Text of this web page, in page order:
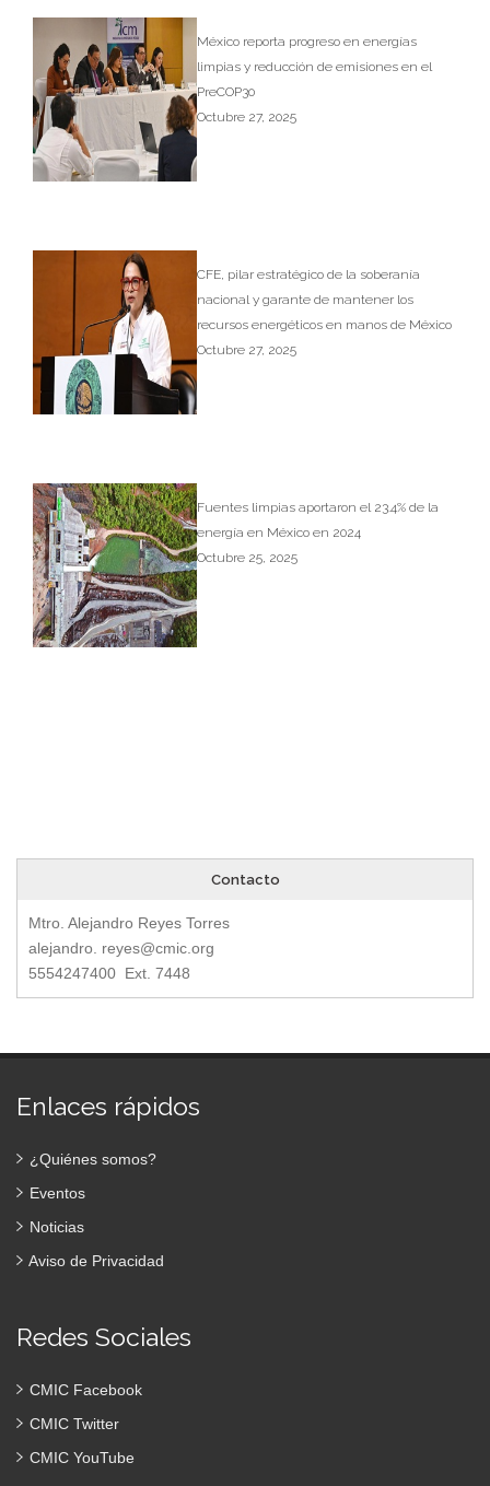
México reporta progreso en energías
limpias y reducción de emisiones en el
PreCOP30
Octubre 27, 2025
CFE, pilar estratégico de la soberanía
nacional y garante de mantener los
recursos energéticos en manos de México
Octubre 27, 2025
Fuentes limpias aportaron el 23.4% de la
energía en México en 2024
Octubre 25, 2025
Contacto
Mtro. Alejandro Reyes Torres
alejandro. reyes@cmic.org
5554247400 Ext. 7448
Enlaces rápidos
¿Quiénes somos?
Eventos
Noticias
Aviso de Privacidad
Redes Sociales
CMIC Facebook
CMIC Twitter
CMIC YouTube